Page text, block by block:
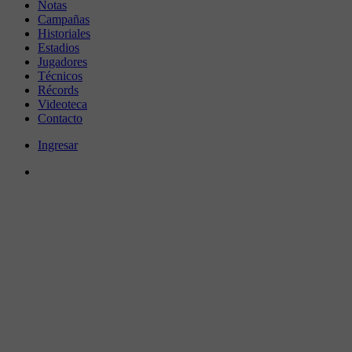
Notas
Campañas
Historiales
Estadios
Jugadores
Técnicos
Récords
Videoteca
Contacto
Ingresar